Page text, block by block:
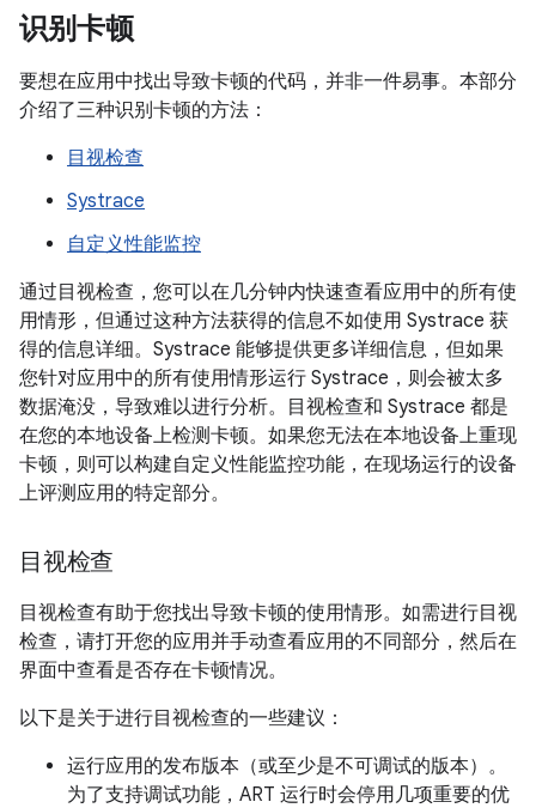
识别卡顿
要想在应用中找出导致卡顿的代码，并非一件易事。本部分
介绍了三种识别卡顿的方法：
目视检查
Systrace
自定义性能监控
通过目视检查 ，您可以在几分钟内快速查看应用中的所有使
用情形，但通过这种方法获得的信息不如使用 Systrace 获
得的信息详细。Systrace 能够提供更多详细信息，但如果
您针对应用中的所有使用情形运行 Systrace，则会被太多
数据淹没，导致难以进行分析。
目视检查和 Systrace 都是
在您的本地设备上检测卡顿。如果您无法在本地设备上重现
卡顿，则可以构建自定义性能监控功能，在现场运行的设备
上评测应用的特定部分。
目视检查
目视检查有助于您找出导致卡顿的使用情形。如需进行目视
检查，请打开您的应用并手动查看应用的不同部分，然后在
界面中查看是否存在卡顿情况。
以下是关于进行目视检查的一些建议：
运行应用的发布版本（或至少是不可调试的版本）。
为了支持调试功能，ART 运行时会停用几项重要的优